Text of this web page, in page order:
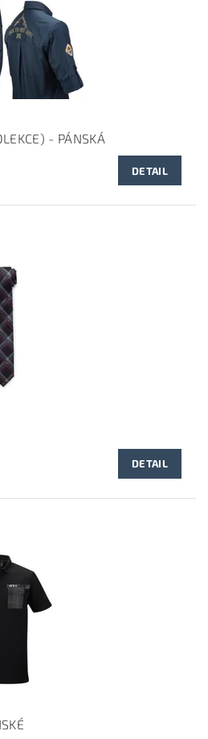
- PÁNSKÁ
DETAIL
DETAIL